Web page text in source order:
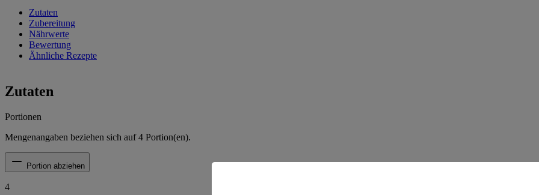
Zutaten
Zubereitung
Nährwerte
Bewertung
Ähnliche Rezepte
Zutaten
Portionen
Mengenangaben beziehen sich auf4 Portion(en).
Portion abziehen
4